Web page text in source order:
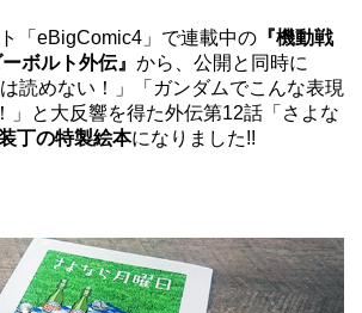
「eBigComic4」 で連載中の 『機動戦
ボルト外伝』 から、公開と同時に
読めない！」「ガンダムでこんな表現
」と大反響を得た外伝第12話「さよな
丁の特製絵本になりました!!